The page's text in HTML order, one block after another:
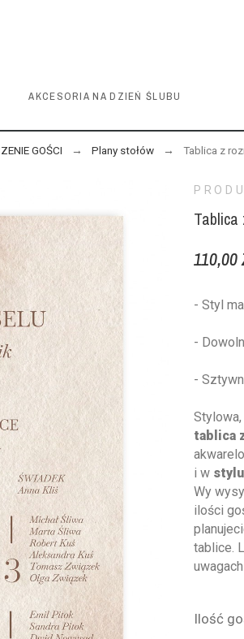
AKCESORIA NA DZIEŃ ŚLUBU
GOŚCI Plany stołów Tablica z
110,00
- Styl
-
-
tablica
i w
Wy
ilości
tablice.
Ilość